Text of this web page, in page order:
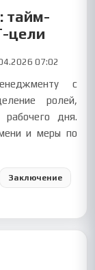
тайм-
цели
07:02
с
ролей,
дня.
и меры по
Заключение